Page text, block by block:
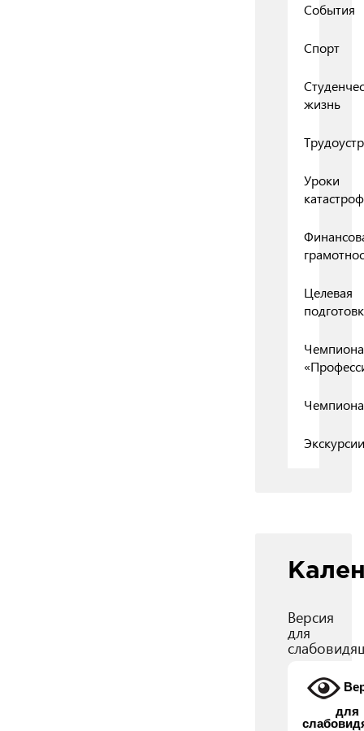
События
Спорт
жизнь
Уроки
Целевая
Экскурсии
Версия
для
для